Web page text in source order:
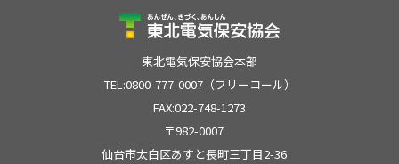
東北電気保安協会本部
TEL:0800-777-0007（フリーコール）
FAX:022-748-1273
〒982-0007
仙台市太白区あすと長町三丁目2-36